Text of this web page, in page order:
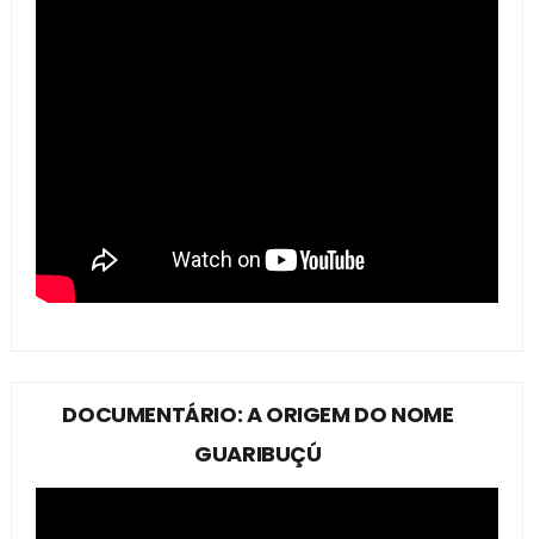
DOCUMENTÁRIO: A ORIGEM DO NOME
GUARIBUÇÚ